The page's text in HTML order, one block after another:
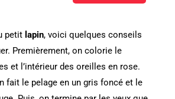
petit lapin, voici quelques conseils
Premièrement, on colorie le
et l’intérieur des oreilles en rose.
fait le pelage en un gris foncé et le